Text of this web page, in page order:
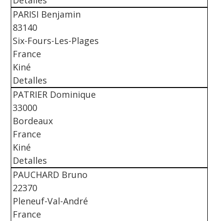
PARISI Benjamin
83140
Six-Fours-Les-Plages
France
Kiné
Detalles
PATRIER Dominique
33000
Bordeaux
France
Kiné
Detalles
PAUCHARD Bruno
22370
Pleneuf-Val-André
France